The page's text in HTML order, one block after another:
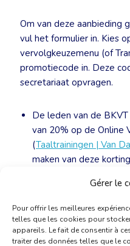
Gérer le
Pour offrir les meilleures
telles que les cookies pour
appareils. Le fait de consentir à
traiter des données telles que le
Om van deze aanbieding
vul het formulier in. Kies
vervolgkeuzemenu (of
promotiecode in. Deze
secretariaat opvragen.
De leden van de
van 20% op de Online
(Taaltrainingen | Van
maken van deze
lidmaatschap en de